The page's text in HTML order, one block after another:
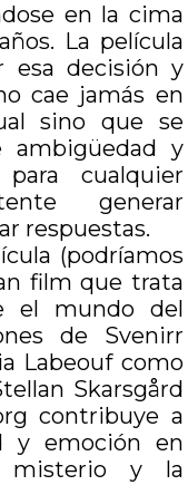
en la cima
La película
esa decisión y
cae jamás en
sino que se
ambigüedad y
cualquier
generar
respuestas.
(podríamos
film que trata
el mundo del
de Svenirr
Labeouf como
Skarsgård
contribuye a
y emoción en
misterio y la